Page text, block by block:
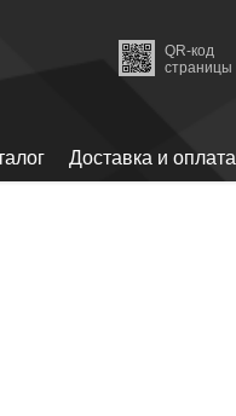
QR-код
страницы
Доставка и оплата